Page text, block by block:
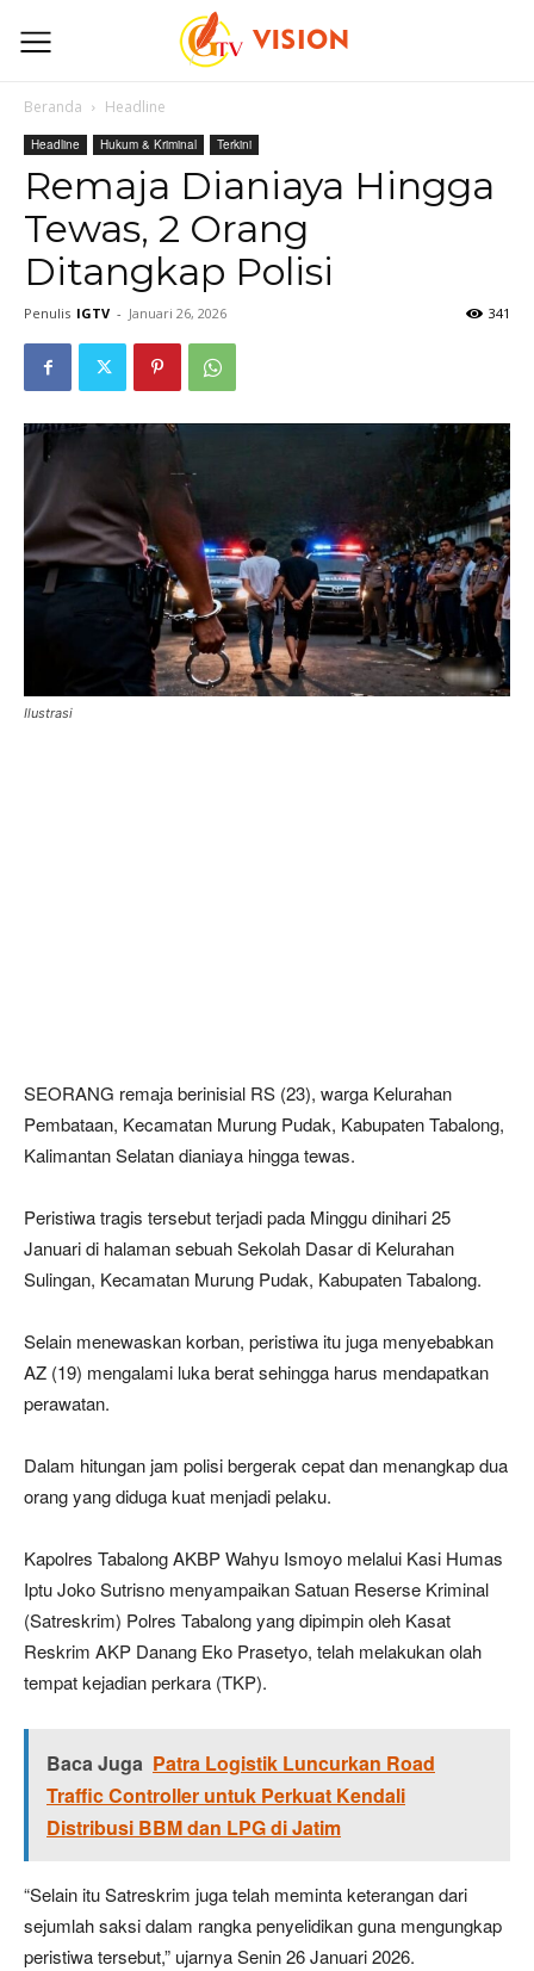
Beranda Headline
Headline Hukum & Kriminal Terkini
Remaja Dianiaya Hingga
Tewas, 2 Orang
Ditangkap Polisi
Penulis IGTV - Januari 26, 2026 341
Ilustrasi
SEORANG remaja berinisial RS (23), warga Kelurahan
Pembataan, Kecamatan Murung Pudak, Kabupaten Tabalong,
Kalimantan Selatan dianiaya hingga tewas.
Peristiwa tragis tersebut terjadi pada Minggu dinihari 25
Januari di halaman sebuah Sekolah Dasar di Kelurahan
Sulingan, Kecamatan Murung Pudak, Kabupaten Tabalong.
Selain menewaskan korban, peristiwa itu juga menyebabkan
AZ (19) mengalami luka berat sehingga harus mendapatkan
perawatan.
Dalam hitungan jam polisi bergerak cepat dan menangkap dua
orang yang diduga kuat menjadi pelaku.
Kapolres Tabalong AKBP Wahyu Ismoyo melalui Kasi Humas
Iptu Joko Sutrisno menyampaikan Satuan Reserse Kriminal
(Satreskrim) Polres Tabalong yang dipimpin oleh Kasat
Reskrim AKP Danang Eko Prasetyo, telah melakukan olah
tempat kejadian perkara (TKP).
Baca Juga Patra Logistik Luncurkan Road
Traffic Controller untuk Perkuat Kendali
Distribusi BBM dan LPG di Jatim
“Selain itu Satreskrim juga telah meminta keterangan dari
sejumlah saksi dalam rangka penyelidikan guna mengungkap
peristiwa tersebut,” ujarnya Senin 26 Januari 2026.